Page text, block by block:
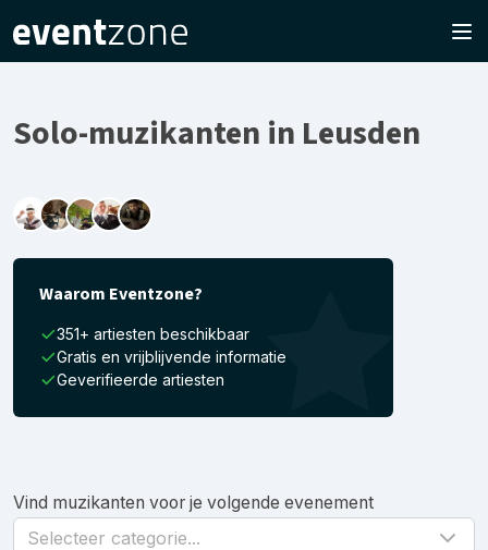
Solo-muzikanten in Leusden
Waarom Eventzone?
351+ artiesten beschikbaar
Gratis en vrijblijvende informatie
Geverifieerde artiesten
Vind muzikanten voor je volgende evenement
Selecteer categorie...